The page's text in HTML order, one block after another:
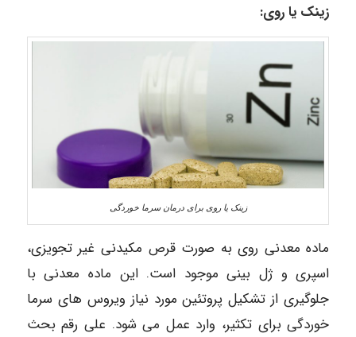
زینک یا روی:
زینک یا روی برای درمان سرما خوردگی
ماده معدنى روى به صورت قرص مکیدنى غیر تجویزی،
اسپرى و ژل بینى موجود است. این ماده معدنى با
جلوگیرى از تشکیل پروتئین مورد نیاز ویروس هاى سرما
خوردگى براى تکثیر، وارد عمل مى شود. على رقم بحث